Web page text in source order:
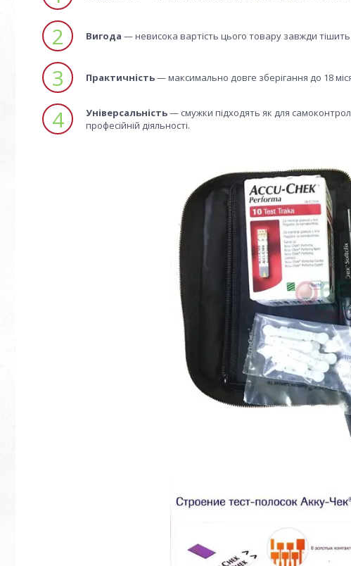
2 Вигода — невисока вартість цього товару завжди тішить
3 Практичність— максимально довге зберігання до 18
4 Універсальність— смужки підходять як для
професійній діяльності.